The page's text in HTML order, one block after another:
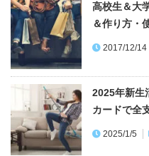
高校生＆大
＆作り方・
2017/12/14
2025年新生
カードで全
2025/1/5